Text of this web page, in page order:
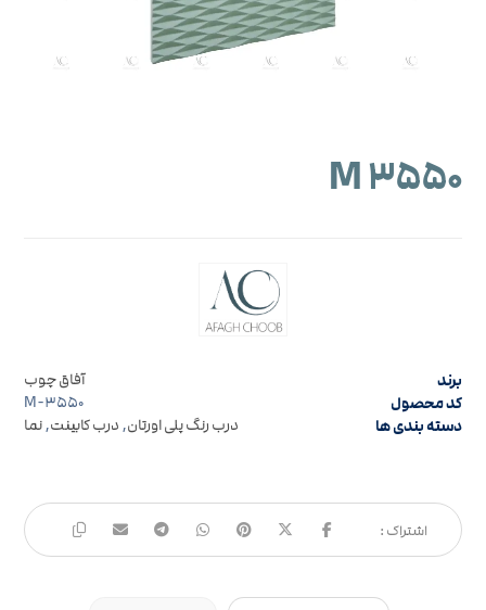
M ۳۵۵۰
برند آفاق چوب
کد محصول M-۳۵۵۰
دسته بندی ها درب رنگ پلی اورتان, درب کابینت,نما